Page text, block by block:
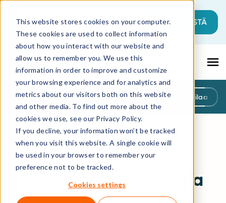
This website stores cookies on your computer.
These cookies are used to collect information
about how you interact with our website and
allow us to remember you. We use this
information in order to improve and customize
your browsing experience and for analytics and
metrics about our visitors both on this website
and other media. To find out more about the
cookies we use, see our Privacy Policy.
If you decline, your information won’t be tracked
when you visit this website. A single cookie will
be used in your browser to remember your
preference not to be tracked.
Cookies settings
Tämä on hakukenttä, johon on liitetty
Ehdotuksia ei ole, koska hakukenttä on
ALOITA TÄSTÄ
Kaikki resurssit Blogi Tilaa
%C3%a4lyk%c3%a4s Palvelunhallinta
Älykäs palvelunhallinta